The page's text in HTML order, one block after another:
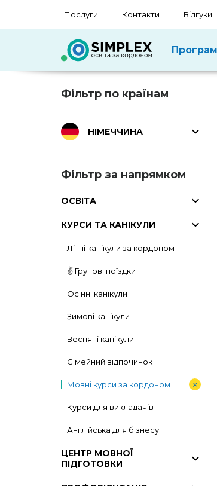
Послуги Контакти Відгуки
Фільтр по країнам
НІМЕЧЧИНА
Фільтр за напрямком
ОСВІТА
КУРСИ ТА КАНІКУЛИ
Літні канікули за кордоном
✌️ Групові поїздки
Осінні канікули
Зимові канікули
Весняні канікули
Сімейний відпочинок
Мовні курси за кордоном
Курси для викладачів
Англійська для бізнесу
ЦЕНТР МОВНОЇ
ПІДГОТОВКИ